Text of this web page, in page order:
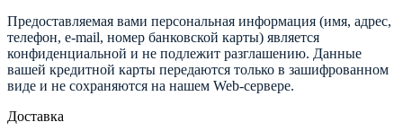
Предоставляемая вами персональная информация (имя, адрес,
телефон, e-mail, номер банковской карты) является
конфиденциальной и не подлежит разглашению. Данные
вашей кредитной карты передаются только в зашифрованном
виде и не сохраняются на нашем Web-сервере.
Доставка